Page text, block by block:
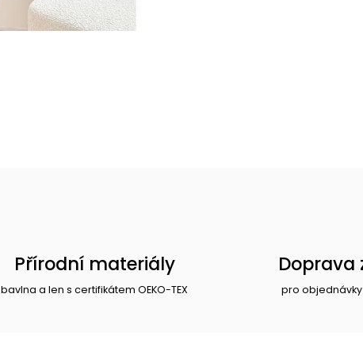
Přírodní materiály
bavlna a len s certifikátem OEKO-TEX
Doprava
pro